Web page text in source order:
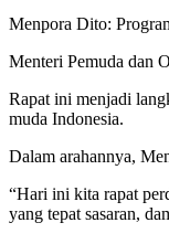
Menpora Dito:
Menteri Pemuda dan
Rapat ini menjadi
muda Indonesia.
Dalam arahannya,
“Hari ini kita rapat
yang tepat sasaran,